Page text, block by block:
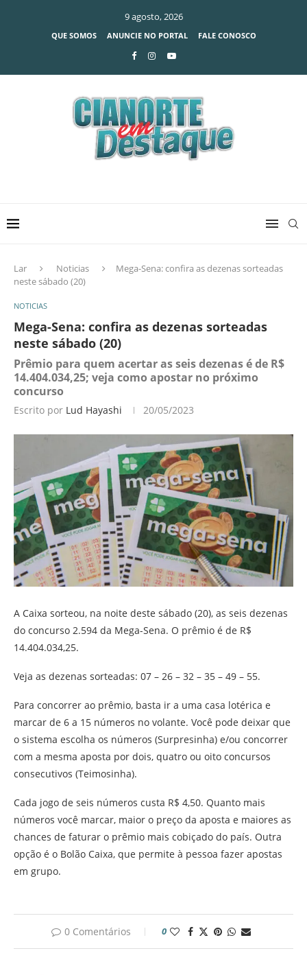
9 agosto, 2026
QUE SOMOS ANUNCIE NO PORTAL FALE CONOSCO
Lar Noticias
Mega-Sena: confira as dezenas sorteadas
neste sábado (20)
NOTICIAS
Mega-Sena: confira as dezenas sorteadas
neste sábado (20)
Prêmio para quem acertar as seis dezenas é de R$
14.404.034,25; veja como apostar no próximo
concurso
Escrito por Lud Hayashi 20/05/2023
A Caixa sorteou, na noite deste sábado (20), as seis dezenas
do concurso 2.594 da Mega-Sena. O prêmio é de R$
14.404.034,25.
Veja as dezenas sorteadas: 07 – 26 – 32 – 35 – 49 – 55.
Para concorrer ao prêmio, basta ir a uma casa lotérica e
marcar de 6 a 15 números no volante. Você pode deixar que
o sistema escolha os números (Surpresinha) e/ou concorrer
com a mesma aposta por dois, quatro ou oito concursos
consecutivos (Teimosinha).
Cada jogo de seis números custa R$ 4,50. Quanto mais
números você marcar, maior o preço da aposta e maiores as
chances de faturar o prêmio mais cobiçado do país. Outra
opção é o Bolão Caixa, que permite à pessoa fazer apostas
em grupo.
0 Comentários 0